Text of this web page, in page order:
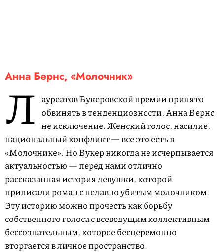
Анна Бернс, «Молочник»
Л ауреатов Букеровской премии принято
обвинять в тенденциозности, Анна Бернс
не исключение. Женский голос, насилие,
национальный конфликт — все это есть в
«Молочнике». Но Букер никогда не исчерпывается
актуальностью — перед нами отлично
рассказанная история девушки, которой
приписали роман с недавно убитым молочником.
Эту историю можно прочесть как борьбу
собственного голоса с всеведущим коллективным
бессознательным, которое бесцеремонно
вторгается в личное пространство.